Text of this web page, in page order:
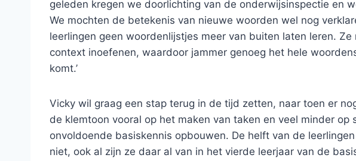
geleden kregen we doorlichting van de onderwijsinspectie en
We mochten de betekenis van nieuwe woorden wel nog
leerlingen geen woordenlijstjes meer van buiten laten leren.
context inoefenen, waardoor jammer genoeg het hele
komt.’
Vicky wil graag een stap terug in de tijd zetten, naar toen er
de klemtoon vooral op het maken van taken en veel minder op
onvoldoende basiskennis opbouwen. De helft van de
niet, ook al zijn ze daar al van in het vierde leerjaar van de